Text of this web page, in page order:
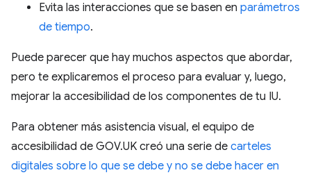
Evita las interacciones que se basen en parámetros
de tiempo.
Puede parecer que hay muchos aspectos que abordar,
pero te explicaremos el proceso para evaluar y, luego,
mejorar la accesibilidad de los componentes de tu IU.
Para obtener más asistencia visual, el equipo de
accesibilidad de GOV.UK creó una serie de carteles
digitales sobre lo que se debe y no se debe hacer en